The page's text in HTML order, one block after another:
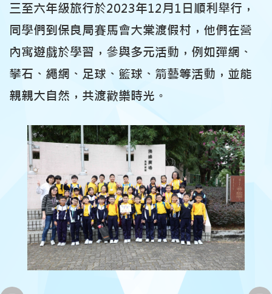
三至六年級旅行於2023年12月1日順利舉行，
同學們到保良局賽馬會大棠渡假村，他們在營
內寓遊戲於學習，參與多元活動，例如彈網、
攀石、繩網、足球、籃球、箭藝等活動，並能
親親大自然，共渡歡樂時光。